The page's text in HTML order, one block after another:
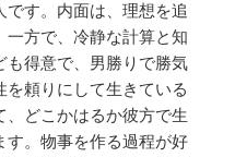
す。内面は、理想を追
一方で、冷静な計算と知
も得意で、男勝りで勝気
頼りにして生きている
、どこかはるか彼方で生
す。物事を作る過程が好